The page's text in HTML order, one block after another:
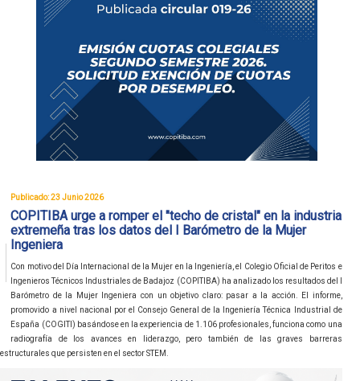
Publicado: 23 Junio 2026
COPITIBA urge a romper el "techo de cristal" en la industria
extremeña tras los datos del I Barómetro de la Mujer
Ingeniera
Con motivo del Día Internacional de la Mujer en la Ingeniería, el Colegio Oficial de Peritos e
Ingenieros Técnicos Industriales de Badajoz (COPITIBA) ha analizado los resultados del I
Barómetro de la Mujer Ingeniera con un objetivo claro: pasar a la acción. El informe,
promovido a nivel nacional por el Consejo General de la Ingeniería Técnica Industrial de
España (COGITI) basándose en la experiencia de 1.106 profesionales, funciona como una
radiografía de los avances en liderazgo, pero también de las graves barreras
estructurales que persisten en el sector STEM.